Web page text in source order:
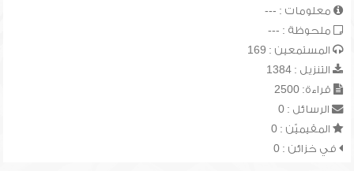
معلومات : ---
ملحوظة : ---
المستمعين : 169
التنزيل : 1384
قراءة: 2500
الرسائل : 0
المقيميّن : 0
في خزائن : 0